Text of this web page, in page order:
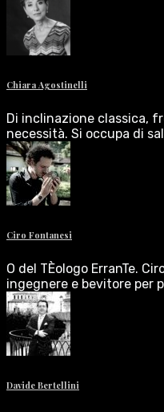
Chiara Agostinelli
Di inclinazione classica,
necessità. Si occupa di
Ciro Fontanesi
O del TÈologo ErranTe.
ingegnere e bevitore per
Davide Bertellini